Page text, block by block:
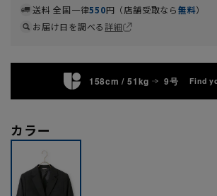
送料 全国一律550円（店舗受取なら無料）
お届け日を調べる詳細
158cm / 51kg 9号 Find
カラー